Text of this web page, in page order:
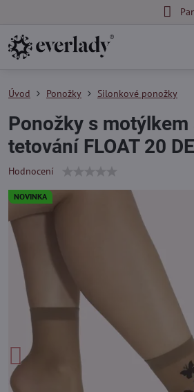
NOVINKA
Úvod Ponožky Silonkové ponožky
Ponožky s
tetování FLOAT 20
Hodnocení